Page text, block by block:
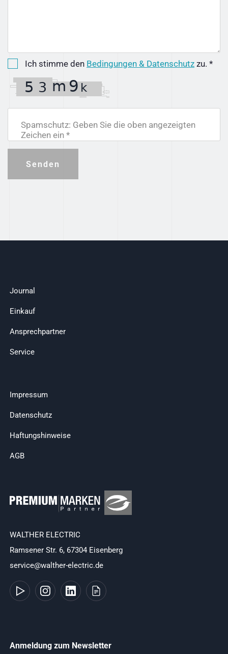
Ich stimme den Bedingungen & Datenschutz zu. *
Spamschutz: Geben Sie die oben angezeigten
Zeichen ein *
Senden
Journal
Einkauf
Ansprechpartner
Service
Impressum
Datenschutz
Haftungshinweise
AGB
WALTHER ELECTRIC
Ramsener Str. 6, 67304 Eisenberg
service@walther-electric.de
Anmeldung zum Newsletter